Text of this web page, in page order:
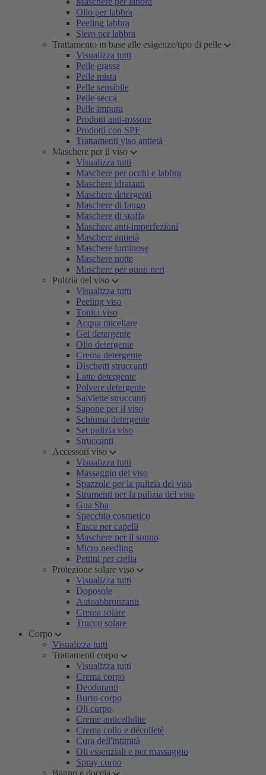
Olio per labbra
Peeling labbra
Siero per labbra
Trattamento in base alle esigenze/tipo di pelle
Visualizza tutti
Pelle grassa
Pelle mista
Pelle sensibile
Pelle secca
Pelle impura
Prodotti anti-rossore
Prodotti con SPF
Trattamenti viso antietà
Maschere per il viso
Visualizza tutti
Maschere per occhi e labbra
Maschere idratanti
Maschere detergenti
Maschere di fango
Maschere di stoffa
Maschere anti-imperfezioni
Maschere antietà
Maschere luminose
Maschere notte
Maschere per punti neri
Pulizia del viso
Visualizza tutti
Peeling viso
Tonici viso
Acqua micellare
Gel detergente
Olio detergente
Crema detergente
Dischetti struccanti
Latte detergente
Polvere detergente
Salviette struccanti
Sapone per il viso
Schiuma detergente
Set pulizia viso
Struccanti
Accessori viso
Visualizza tutti
Massaggio del viso
Spazzole per la pulizia del viso
Strumenti per la pulizia del viso
Gua Sha
Specchio cosmetico
Fasce per capelli
Maschere per il sonno
Micro needling
Pettini per ciglia
Protezione solare viso
Visualizza tutti
Doposole
Autoabbronzanti
Crema solare
Trucco solare
Corpo
Visualizza tutti
Trattamenti corpo
Visualizza tutti
Crema corpo
Deodoranti
Burro corpo
Oli corpo
Creme anticellulite
Crema collo e décolleté
Cura dell'intimità
Oli essenziali e per massaggio
Spray corpo
Bagno e doccia